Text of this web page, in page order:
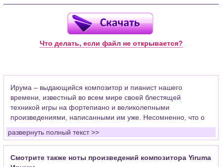
Что делать, если файл не открывается?
Ирума – выдающийся композитор и пианист нашего
времени, известный во всем мире своей блестящей
техникой игры на фортепиано и великолепными
произведениями, написанными им уже. Несомненно, что о
стиле композитора рано делать выводы, да и критики пока
не дают своих оценок и не строят выводов, но о технических
возможностях Ирума как пианиста можно говорить
бесконечно. Обучавшись с 5 лет игре на фортепиано, Ирума
развернуть полный текст >>
Смотрите также ноты произведений композитора Yiruma